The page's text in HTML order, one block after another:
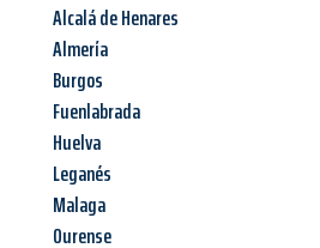
Alcalá de Henares
Almería
Burgos
Fuenlabrada
Huelva
Leganés
Malaga
Ourense